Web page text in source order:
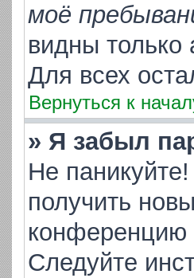
моё
видны
Для всех
Вернуться к
» Я забыл
Не
получить
Следуйте